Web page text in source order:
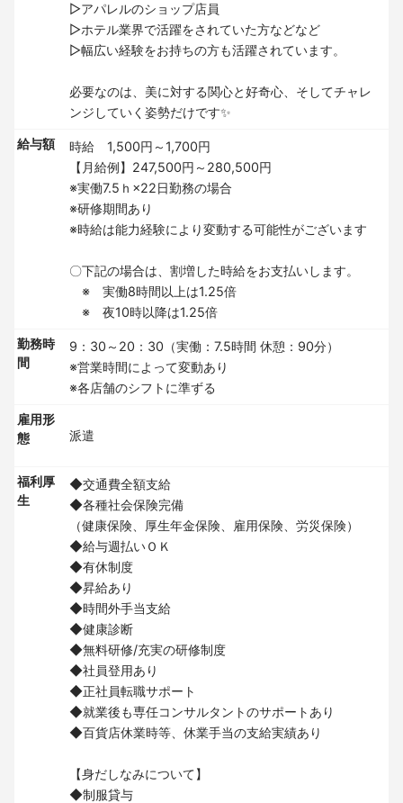
▷アパレルのショップ店員
▷ホテル業界で活躍をされていた方などなど
▷幅広い経験をお持ちの方も活躍されています。
必要なのは、美に対する関心と好奇心、そしてチャレ
ンジしていく姿勢だけです✨
給与額
時給 1,500円～1,700円
【月給例】247,500円～280,500円
※実働7.5ｈ×22日勤務の場合
※研修期間あり
※時給は能力経験により変動する可能性がございます
〇下記の場合は、割増した時給をお支払いします。
※ 実働8時間以上は1.25倍
※ 夜10時以降は1.25倍
勤務時
間
9：30～20：30（実働：7.5時間 休憩：90分）
※営業時間によって変動あり
※各店舗のシフトに準ずる
雇用形
態
派遣
福利厚
生
◆交通費全額支給
◆各種社会保険完備
（健康保険、厚生年金保険、雇用保険、労災保険）
◆給与週払いＯＫ
◆有休制度
◆昇給あり
◆時間外手当支給
◆健康診断
◆無料研修/充実の研修制度
◆社員登用あり
◆正社員転職サポート
◆就業後も専任コンサルタントのサポートあり
◆百貨店休業時等、休業手当の支給実績あり
【身だしなみについて】
◆制服貸与